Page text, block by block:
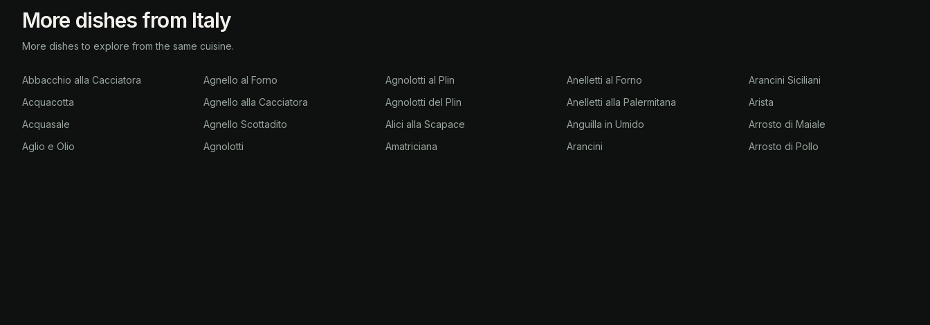
More dishes from Italy
More dishes to explore from the same cuisine.
Abbacchio alla Cacciatora
Acquacotta
Acquasale
Aglio e Olio
Agnello al Forno
Agnello alla Cacciatora
Agnello Scottadito
Agnolotti
Agnolotti al Plin
Agnolotti del Plin
Alici alla Scapace
Amatriciana
Anelletti al Forno
Anelletti alla Palermitana
Anguilla in Umido
Arancini
Arancini Siciliani
Arista
Arrosto di Maiale
Arrosto di Pollo